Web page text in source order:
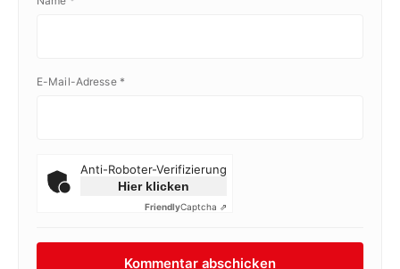
E-Mail-Adresse *
Anti-Roboter-Verifizierung
Hier klicken
FriendlyCaptcha ⇗